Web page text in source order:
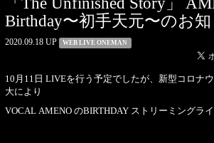
Birthday〜初手天元〜のお
2020.09.18 UP WEB LIVE ONEMAN
10月11日 LIVEを行う予定でしたが、新型コロナ
大により
VOCAL AMENO のBIRTHDAY ストリーミングラ